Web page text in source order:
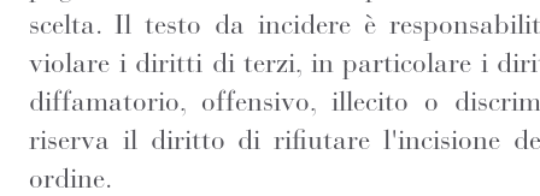
scelta. Il testo da incidere è
violare i diritti di terzi, in particolare i
diffamatorio, offensivo, illecito o
riserva il diritto di rifiutare l'incisione
ordine.